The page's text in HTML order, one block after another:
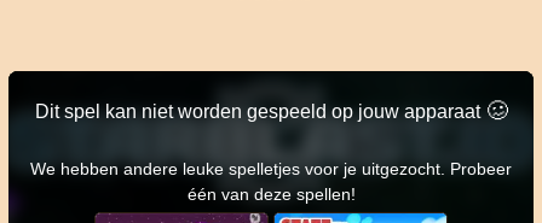
Dit spel kan niet worden gespeeld op jouw apparaat 🥴️
We hebben andere leuke spelletjes voor je uitgezocht. Probeer
één van deze spellen!